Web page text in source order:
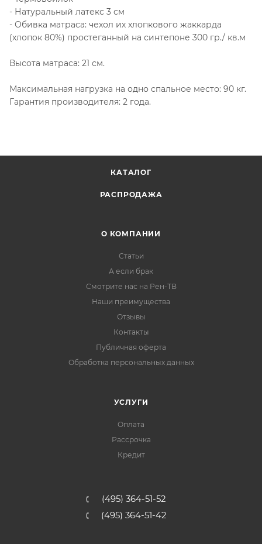
- Натуральный латекс 3 см
- Обивка матраса: чехол их хлопкового жаккарда
(хлопок 80%) простеганный на синтепоне 300 гр./ кв.м
Высота матраса: 21 см.
Максимальная нагрузка на одно спальное место: 90 кг.
Гарантия производителя: 2 года.
КАТАЛОГ
РАСПРОДАЖА
О КОМПАНИИ
Статьи
А если брак
Смотрите нас на Рен-ТВ
Наши преимущества
Отзывы
Контакты
Публичная оферта
Обработка персональных данных
УСЛУГИ
Оплата
Рассрочка
Кредит
(495) 364-51-52
(495) 364-51-42